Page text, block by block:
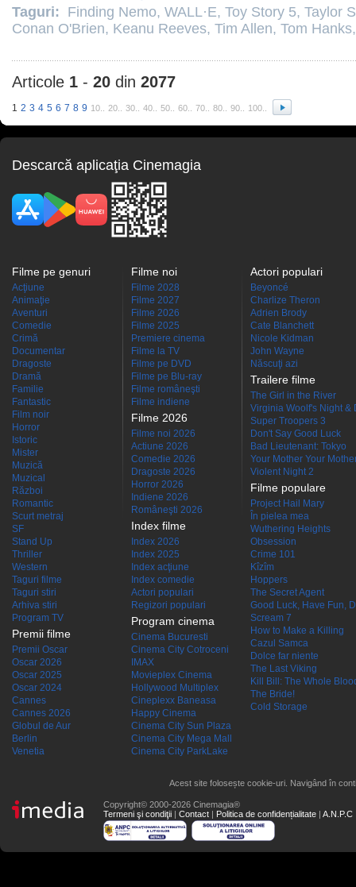
Taguri: Finding Nemo, WALL·E, Toy Story 5, Taylor
Conan O'Brien, Keanu Reeves, Tim Allen, Tom Hanks
Articole 1 - 20 din 2077
1 2 3 4 5 6 7 8 9 10.. 20.. 30.. 40.. 50.. 60.. 70.. 80.. 90.. 100..
Descarcă aplicaţia Cinemagia
Filme pe genuri
Acţiune
Animaţie
Aventuri
Comedie
Crimă
Documentar
Dragoste
Dramă
Familie
Fantastic
Film noir
Horror
Istoric
Mister
Muzică
Muzical
Război
Romantic
Scurt metraj
SF
Stand Up
Thriller
Western
Taguri filme
Taguri stiri
Arhiva stiri
Program TV
Premii filme
Premii Oscar
Oscar 2026
Oscar 2025
Oscar 2024
Cannes
Cannes 2026
Globul de Aur
Berlin
Venetia
Filme noi
Filme 2028
Filme 2027
Filme 2026
Filme 2025
Premiere cinema
Filme la TV
Filme pe DVD
Filme pe Blu-ray
Filme româneşti
Filme indiene
Filme 2026
Filme noi 2026
Actiune 2026
Comedie 2026
Dragoste 2026
Horror 2026
Indiene 2026
Româneşti 2026
Index filme
Index 2026
Index 2025
Index acţiune
Index comedie
Actori populari
Regizori populari
Program cinema
Cinema Bucuresti
Cinema City Cotroceni
IMAX
Movieplex Cinema
Hollywood Multiplex
Cineplexx Baneasa
Happy Cinema
Cinema City Sun Plaza
Cinema City Mega Mall
Cinema City ParkLake
Actori populari
Beyoncé
Charlize Theron
Adrien Brody
Cate Blanchett
Nicole Kidman
John Wayne
Născuţi azi
Trailere filme
The Girl in the River
Virginia Woolf's Night &
Super Troopers 3
Don't Say Good Luck
Bad Lieutenant: Tokyo
Your Mother Your
Violent Night 2
Filme populare
Project Hail Mary
În pielea mea
Wuthering Heights
Obsession
Crime 101
Kîzîm
Hoppers
The Secret Agent
Good Luck, Have Fun,
Scream 7
How to Make a Killing
Cazul Samca
Dolce far niente
The Last Viking
Kill Bill: The Whole
The Bride!
Cold Storage
Acest site folosește cookie-uri. Navigând în
Copyright© 2000-2026 Cinemagia®
Termeni şi condiţii | Contact | Politica de confidențialitate | A.N.P.C